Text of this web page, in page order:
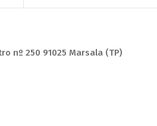
nº 250 91025 Marsala (TP)